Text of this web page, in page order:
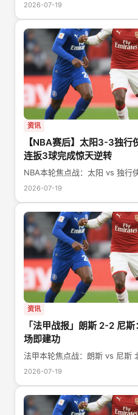
2026-07-19
资讯
【NBA赛后】太阳3-3独行
连扳3球完成惊天逆转
NBA本轮焦点战：太阳 vs 独行
2026-07-19
资讯
「法甲战报」朗斯 2-2 尼
场即建功
法甲本轮焦点战：朗斯 vs 尼斯
2026-07-19